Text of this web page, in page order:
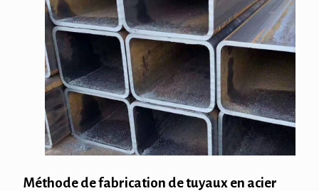
Méthode de fabrication de tuyaux en acier